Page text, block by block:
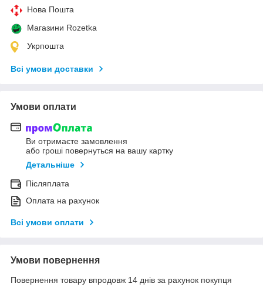
Нова Пошта
Магазини Rozetka
Укрпошта
Всі умови доставки
Умови оплати
Ви отримаєте замовлення
або гроші повернуться на вашу картку
Детальніше
Післяплата
Оплата на рахунок
Всі умови оплати
Умови повернення
Повернення товару впродовж 14 днів за рахунок покупця